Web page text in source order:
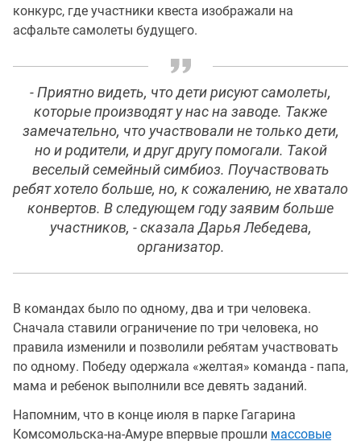
конкурс, где участники квеста изображали на
асфальте самолеты будущего.
- Приятно видеть, что дети рисуют самолеты,
которые производят у нас на заводе. Также
замечательно, что участвовали не только дети,
но и родители, и друг другу помогали. Такой
веселый семейный симбиоз. Поучаствовать
ребят хотело больше, но, к сожалению, не хватало
конвертов. В следующем году заявим больше
участников, - сказала Дарья Лебедева,
организатор.
В командах было по одному, два и три человека.
Сначала ставили ограничение по три человека, но
правила изменили и позволили ребятам участвовать
по одному. Победу одержала «желтая» команда - папа,
мама и ребенок выполнили все девять заданий.
Напомним, что в конце июля в парке Гагарина
Комсомольска-на-Амуре впервые прошли массовые